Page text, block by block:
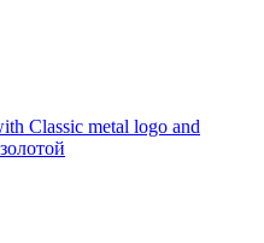
Classic metal logo and